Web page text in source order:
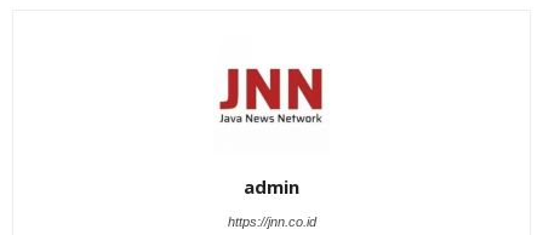
admin
https://jnn.co.id